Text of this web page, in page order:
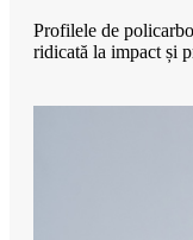
Profilele de
ridicată la impact și